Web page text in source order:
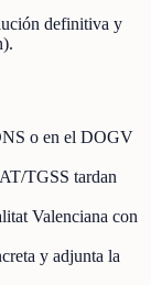
definitiva y
o en el DOGV
TGSS tardan
Valenciana con
y adjunta la